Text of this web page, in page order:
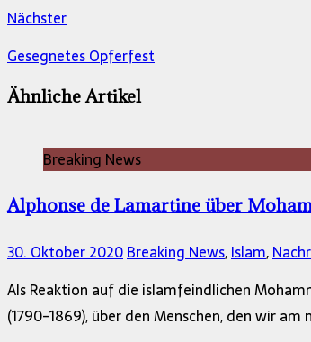
Nächster
Gesegnetes Opferfest
Ähnliche Artikel
Breaking News
30. Oktober 2020Breaking News,Islam,
Als Reaktion auf die islamfeindlichen